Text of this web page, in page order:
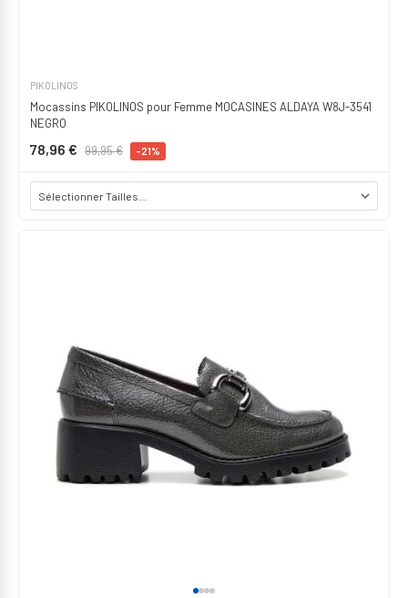
PIKOLINOS
Mocassins PIKOLINOS pour Femme MOCASINES ALDAYA W8J-3541
NEGRO
78,96 € 99,95 € -21%